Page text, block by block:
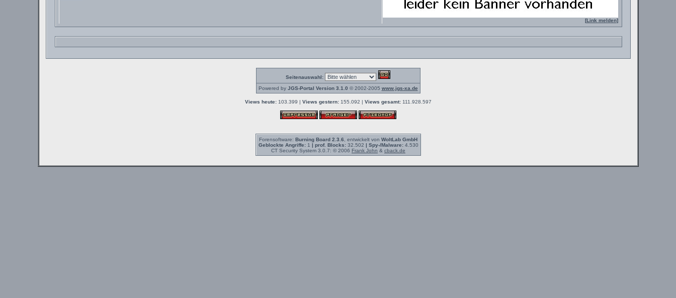
[Link melden]
Seitenauswahl:
Powered by JGS-Portal Version 3.1.0 © 2002-2005 www.jgs-xa.de
Views heute:103.399 | Views gestern:155.092 | Views gesamt:111.928.597
Forensoftware: Burning Board 2.3.6 , entwickelt von WoltLab GmbH
Geblockte Angriffe:1 | prof. Blocks:32.502 | Spy-/Malware:4.530
CT Security System 3.0.7: © 2006 Frank John & cback.de